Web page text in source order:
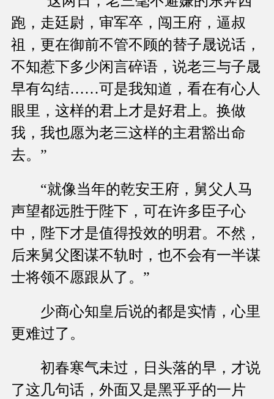
跑，走廷尉，审军卒，闯王府，逼叔
祖，更在御前不管不顾的替子晟说话，
不知惹下多少闲言碎语，说老三与子晟
早有勾结……可是我知道，看在有心人
眼里，这样的君上才是好君上。换做
我，我也愿为老三这样的主君豁出命
去。”
“就像当年的乾安王府，舅父人马
声望都远胜于陛下，可在许多臣子心
中，陛下才是值得投效的明君。不然，
后来舅父图谋不轨时，也不会有一半谋
士将领不愿跟从了。”
少商心知皇后说的都是实情，心里
更难过了。
初春寒气未过，日头落的早，才说
了这几句话，外面又是黑乎乎的一片